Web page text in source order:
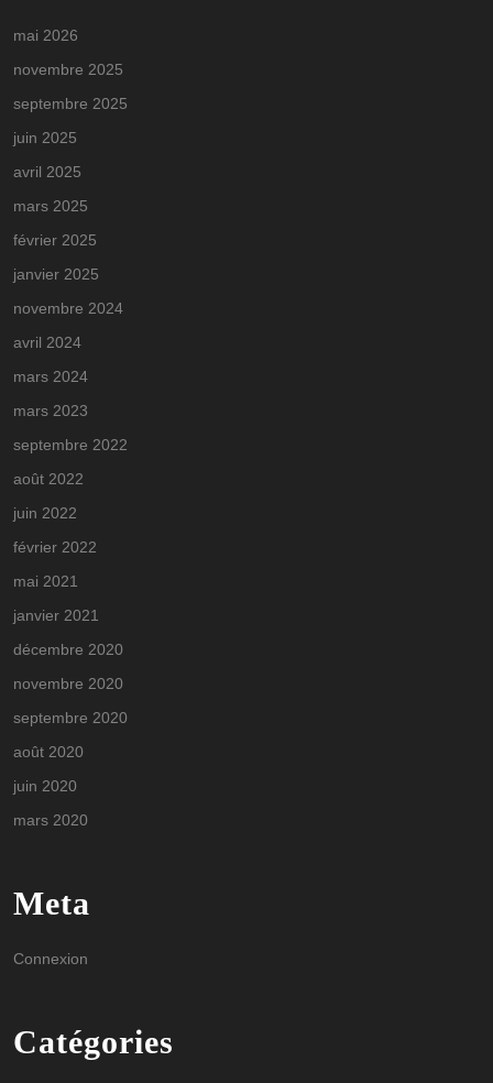
mai 2026
novembre 2025
septembre 2025
juin 2025
avril 2025
mars 2025
février 2025
janvier 2025
novembre 2024
avril 2024
mars 2024
mars 2023
septembre 2022
août 2022
juin 2022
février 2022
mai 2021
janvier 2021
décembre 2020
novembre 2020
septembre 2020
août 2020
juin 2020
mars 2020
Meta
Connexion
Catégories